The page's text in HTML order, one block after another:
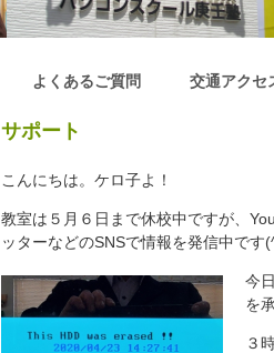
よくあるご質問 交通アクセ
サポート
こんにちは。ケロ子よ！
教室は５月６日まで休校中ですが、
ッターなどのSNSで情報を発信中です
今
を
３